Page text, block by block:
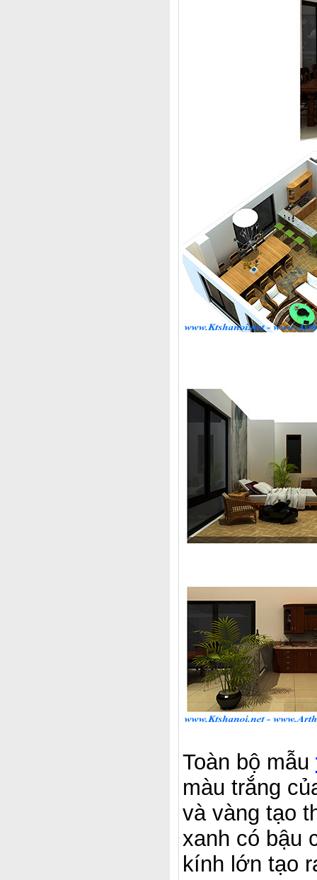
Toàn bộ mẫu
màu trắng
và vàng tạo
xanh có bậu
kính lớn tạo